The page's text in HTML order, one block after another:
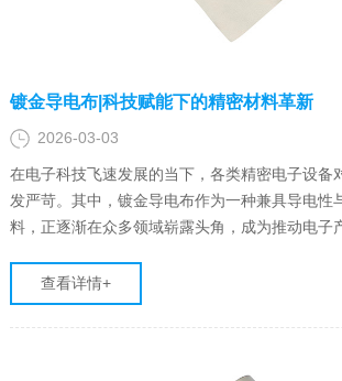
镀金导电布|科技赋能下的精密材料革新
2026-03-03
在电子科技飞速发展的当下，各类精密电子设备
发严苛。其中，镀金导电布作为一种兼具导电性
料，正逐渐在众多领域崭露头角，成为推动电子
发与生产领域取得显著成果，为行业树立了新的
查看详情+